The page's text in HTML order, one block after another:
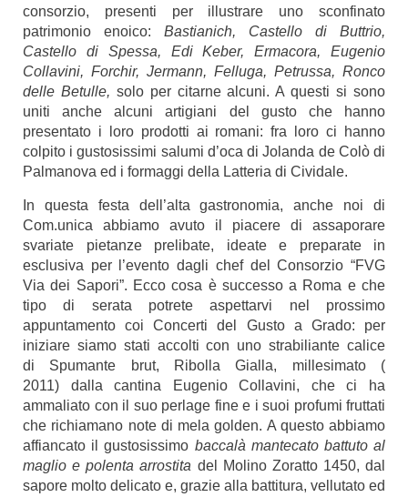
consorzio, presenti per illustrare uno sconfinato
patrimonio enoico: Bastianich, Castello di Buttrio,
Castello di Spessa, Edi Keber, Ermacora, Eugenio
Collavini, Forchir, Jermann, Felluga, Petrussa, Ronco
delle Betulle, solo per citarne alcuni. A questi si sono
uniti anche alcuniartigiani del gustoche hanno
presentato i loro prodotti ai romani: fra loro ci hanno
colpito i gustosissimi salumi d’oca di Jolanda de Colò di
Palmanova ed i formaggi della Latteria di Cividale.
In questa festa dell’alta gastronomia, anche noi di
Com.unica abbiamo avuto il piacere di assaporare
svariate pietanze prelibate, ideate e preparate in
esclusiva per l’evento dagli chef del Consorzio “FVG
Via dei Sapori”. Ecco cosa è successo a Roma e che
tipo di serata potrete aspettarvi nel prossimo
appuntamento coi Concerti del Gusto a Grado: per
iniziare siamo stati accolti con uno strabiliante calice
di Spumante brut, Ribolla Gialla, millesimato (
2011) dalla cantina Eugenio Collavini, che ci ha
ammaliato con il suo perlage fine e i suoi profumi fruttati
che richiamano note di mela golden. A questo abbiamo
affiancato il gustosissimo baccalà mantecato battuto al
maglio e polenta arrostita del Molino Zoratto 1450, dal
sapore molto delicato e, grazie alla battitura, vellutato ed